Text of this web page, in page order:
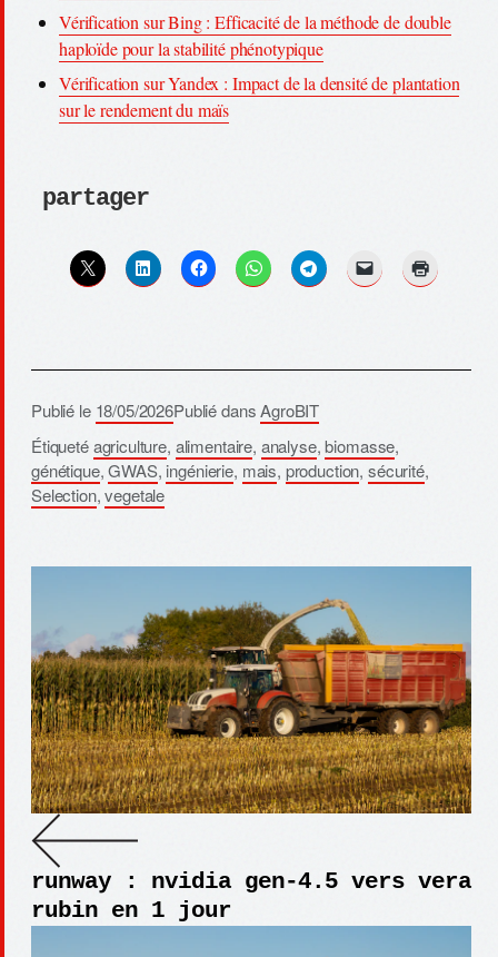
Vérification sur Bing : Efficacité de la méthode de double
haploïde pour la stabilité phénotypique
Vérification sur Yandex : Impact de la densité de plantation
sur le rendement du maïs
partager
Publié le 18/05/2026Publié dansAgroBIT
Étiquetéagriculture, alimentaire, analyse,biomasse,
génétique,GWAS, ingénierie, mais, production, sécurité,
Selection,vegetale
runway : nvidia gen-4.5 vers vera
rubin en 1 jour